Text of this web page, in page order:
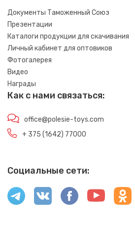
Документы Таможенный Союз
Презентации
Каталоги продукции для скачивания
Личный кабинет для оптовиков
Фотогалерея
Видео
Награды
Как с нами связаться:
office@polesie-toys.com
+ 375 (1642) 77000
Социальные сети: